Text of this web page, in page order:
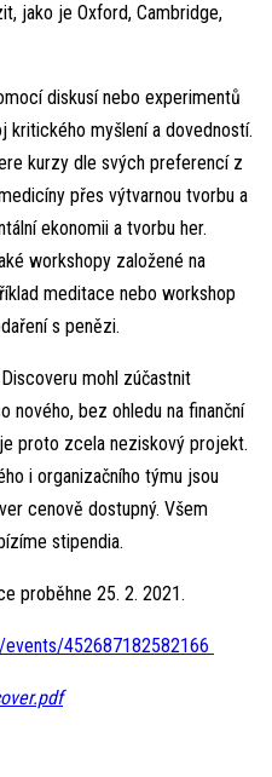
jako je Oxford, Cambridge,
diskusí nebo experimentů
myšlení a dovedností.
kurzy dle svých preferencí z
přes výtvarnou tvorbu a
ekonomii a tvorbu her.
workshopy založené na
meditace nebo workshop
s penězi.
mohl zúčastnit
nového, bez ohledu na finanční
proto zcela neziskový projekt.
i organizačního týmu jsou
cenově dostupný. Všem
stipendia.
proběhne 25. 2. 2021.
452687182582166